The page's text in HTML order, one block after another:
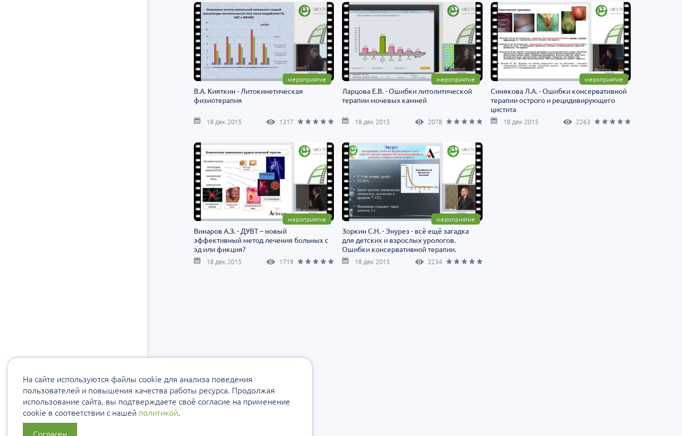
мероприятие
В.А. Кияткин - Литокинетическая
физиотерапия
18 дек 2015 1317
мероприятие
Ларцова Е.В. - Ошибки литолитической
терапии мочевых камней
18 дек 2015 2078
мероприятие
Синякова Л.А. - Ошибки консервативной
терапии острого и рецидивирующего
цистита
18 дек 2015 2263
мероприятие
Винаров А.З. - ДУВТ – новый
эффективный метод лечения больных с
эд или фикция?
18 дек 2015 1719
мероприятие
Зоркин С.Н. - Энурез - всё ещё загадка
для детских и взрослых урологов.
Ошибки консервативной терапии.
18 дек 2015 2234
На сайте используются файлы cookie для анализа поведения
пользователей и повышения качества работы ресурса. Продолжая
использование сайта, вы подтверждаете своё согласие на применение
cookie в соответствии с нашей политикой.
Согласен